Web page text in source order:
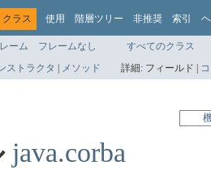
クラス 使用 階層ツリー 非推奨 索引
ーム フレームなし
すべてのクラス
ストラクタ | メソッド 詳細: フィールド |
java.corba